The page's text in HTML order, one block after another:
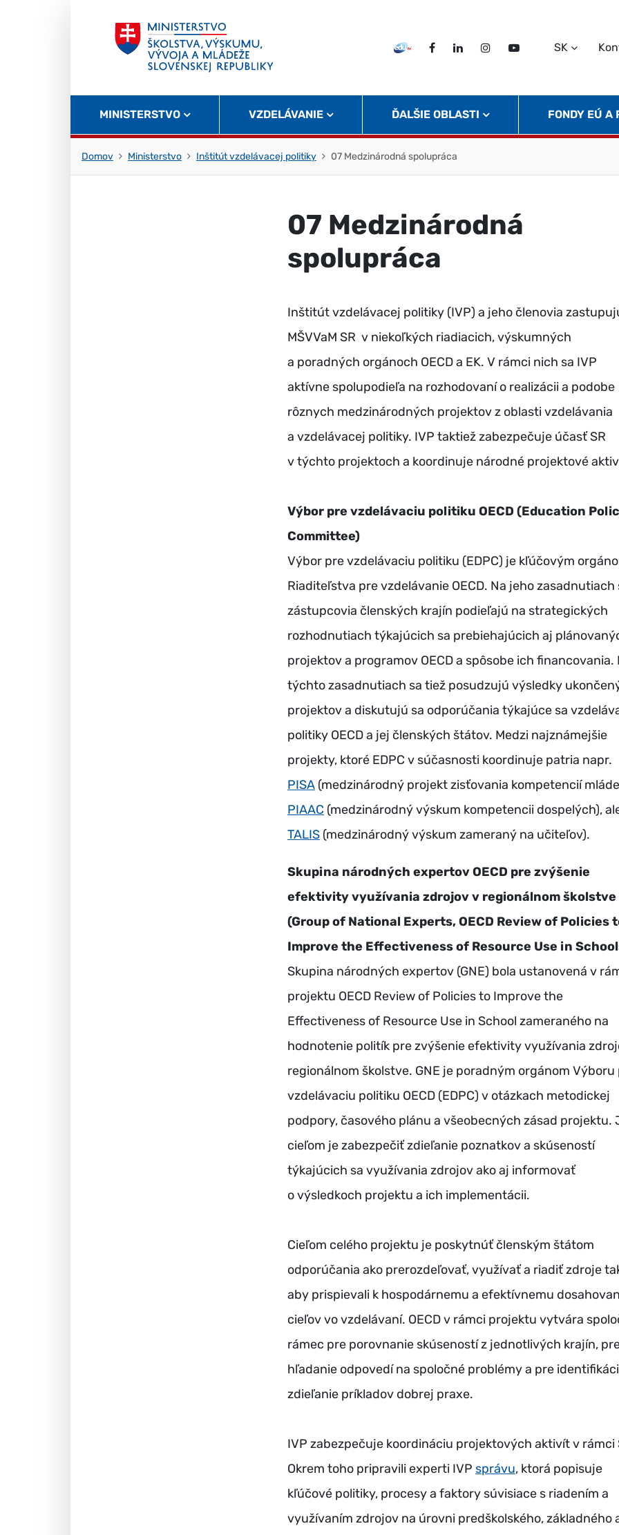
EDU TVFacebookLinkedInInstagram
Twitter
SK
MINISTERSTVO VZDELÁVANIE ĎALŠIE OBLASTI FONDY EÚ A
Domov Ministerstvo Inštitút vzdelávacej politiky 07 Medzinárodná spolupráca
07 Medzinárodná
spolupráca
Inštitút vzdelávacej politiky (IVP) a jeho členovia
MŠVVaM SR v niekoľkých riadiacich, výskumných
a poradných orgánoch OECD a EK. V rámci nich sa IVP
aktívne spolupodieľa na rozhodovaní o realizácii a podobe
rôznych medzinárodných projektov z oblasti vzdelávania
a vzdelávacej politiky. IVP taktiež zabezpečuje účasť SR
v týchto projektoch a koordinuje národné projektové
Výbor pre vzdelávaciu politiku OECD (Education
Committee)
Výbor pre vzdelávaciu politiku (EDPC) je kľúčovým
Riaditeľstva pre vzdelávanie OECD. Na jeho zasadnutiach
zástupcovia členských krajín podieľajú na strategických
rozhodnutiach týkajúcich sa prebiehajúcich aj
projektov a programov OECD a spôsobe ich financovania.
týchto zasadnutiach sa tiež posudzujú výsledky
projektov a diskutujú sa odporúčania týkajúce sa
politiky OECD a jej členských štátov. Medzi najznámejšie
projekty, ktoré EDPC v súčasnosti koordinuje patria napr.
PISA (medzinárodný projekt zisťovania kompetencií
PIAAC (medzinárodný výskum kompetencii dospelých),
TALIS (medzinárodný výskum zameraný na učiteľov).
Skupina národných expertov OECD pre zvýšenie
efektivity využívania zdrojov v regionálnom školstve
(Group of National Experts, OECD Review of Policies
Improve the Effectiveness of Resource Use in
Skupina národných expertov (GNE) bola ustanovená v
projektu OECD Review of Policies to Improve the
Effectiveness of Resource Use in School zameraného na
hodnotenie politík pre zvýšenie efektivity využívania
regionálnom školstve. GNE je poradným orgánom Výboru
vzdelávaciu politiku OECD (EDPC) v otázkach metodickej
podpory, časového plánu a všeobecných zásad projektu.
cieľom je zabezpečiť zdieľanie poznatkov a skúseností
týkajúcich sa využívania zdrojov ako aj informovať
o výsledkoch projektu a ich implementácii.
Cieľom celého projektu je poskytnúť členským štátom
odporúčania ako prerozdeľovať, využívať a riadiť zdroje
aby prispievali k hospodárnemu a efektívnemu
cieľov vo vzdelávaní. OECD v rámci projektu vytvára
rámec pre porovnanie skúseností z jednotlivých krajín,
hľadanie odpovedí na spoločné problémy a pre
zdieľanie príkladov dobrej praxe.
IVP zabezpečuje koordináciu projektových aktivít v rámci
Okrem toho pripravili experti IVP správu, ktorá popisuje
kľúčové politiky, procesy a faktory súvisiace s riadením a
využívaním zdrojov na úrovni predškolského, základného